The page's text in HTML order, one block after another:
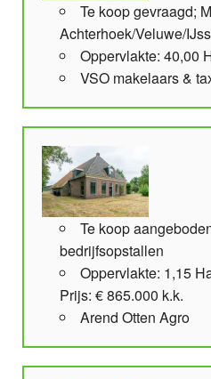
Te koop gevraagd;
Achterhoek/Veluwe/
Oppervlakte: 40,00
VSO makelaars &
Te koop
bedrijfsopstallen
Oppervlakte: 1,15
Prijs: € 865.000 k.k.
Arend Otten Agro